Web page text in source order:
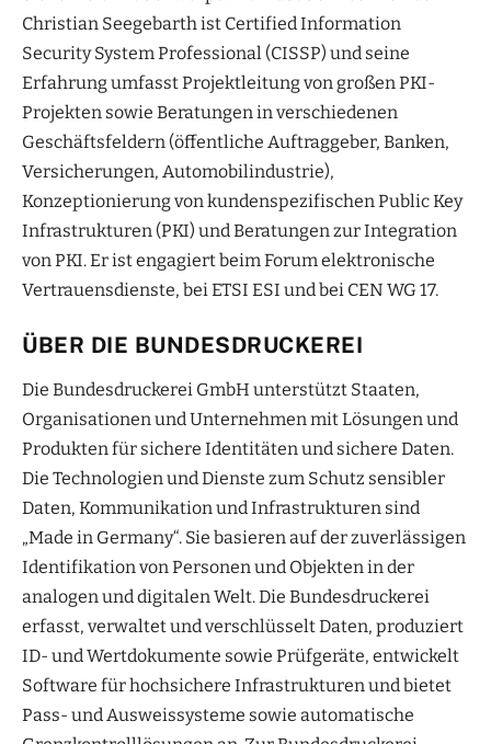
Christian Seegebarth ist Certified Information
Security System Professional (CISSP) und seine
Erfahrung umfasst Projektleitung von großen PKI-
Projekten sowie Beratungen in verschiedenen
Geschäftsfeldern (öffentliche Auftraggeber, Banken,
Versicherungen, Automobilindustrie),
Konzeptionierung von kundenspezifischen Public Key
Infrastrukturen (PKI) und Beratungen zur Integration
von PKI. Er ist engagiert beim Forum elektronische
Vertrauensdienste, bei ETSI ESI und bei CEN WG 17.
ÜBER DIE BUNDESDRUCKEREI
Die Bundesdruckerei GmbH unterstützt Staaten,
Organisationen und Unternehmen mit Lösungen und
Produkten für sichere Identitäten und sichere Daten.
Die Technologien und Dienste zum Schutz sensibler
Daten, Kommunikation und Infrastrukturen sind
„Made in Germany“. Sie basieren auf der zuverlässigen
Identifikation von Personen und Objekten in der
analogen und digitalen Welt. Die Bundesdruckerei
erfasst, verwaltet und verschlüsselt Daten, produziert
ID- und Wertdokumente sowie Prüfgeräte, entwickelt
Software für hochsichere Infrastrukturen und bietet
Pass- und Ausweissysteme sowie automatische